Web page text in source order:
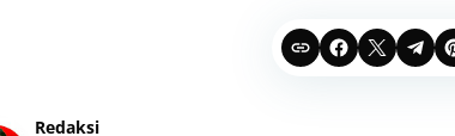
Redaksi